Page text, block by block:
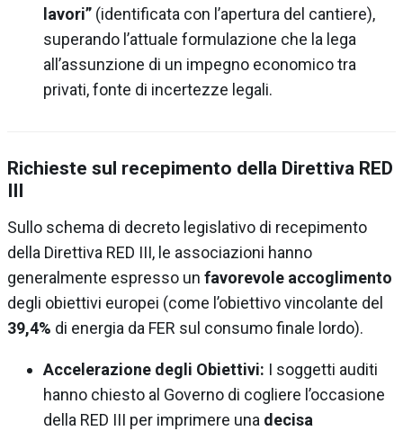
lavori” (identificata con l’apertura del cantiere),
superando l’attuale formulazione che la lega
all’assunzione di un impegno economico tra
privati, fonte di incertezze legali.
Richieste sul recepimento della Direttiva RED
III
Sullo schema di decreto legislativo di recepimento
della Direttiva RED III, le associazioni hanno
generalmente espresso un favorevole accoglimento
degli obiettivi europei (come l’obiettivo vincolante del
39,4% di energia da FER sul consumo finale lordo).
Accelerazione degli Obiettivi: I soggetti auditi
hanno chiesto al Governo di cogliere l’occasione
della RED III per imprimere una decisa